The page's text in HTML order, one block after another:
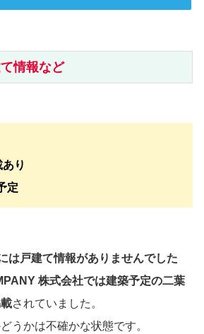
情報など
り
定
は戸建て情報がありませんでした
株式会社では建築予定の二葉
されていました。
うかは不確かな状態です。